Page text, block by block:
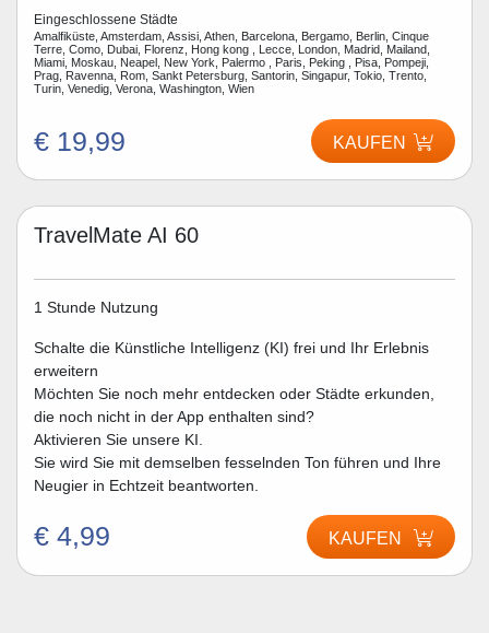
Eingeschlossene Städte
Amalfiküste, Amsterdam, Assisi, Athen, Barcelona, Bergamo, Berlin, Cinque
Terre, Como, Dubai, Florenz, Hong kong , Lecce, London, Madrid, Mailand,
Miami, Moskau, Neapel, New York, Palermo , Paris, Peking , Pisa, Pompeji,
Prag, Ravenna, Rom, Sankt Petersburg, Santorin, Singapur, Tokio, Trento,
Turin, Venedig, Verona, Washington, Wien
€ 19,99 KAUFEN
TravelMate AI 60
1 Stunde Nutzung
Schalte die Künstliche Intelligenz (KI) frei und Ihr Erlebnis
erweitern
Möchten Sie noch mehr entdecken oder Städte erkunden,
die noch nicht in der App enthalten sind?
Aktivieren Sie unsere KI.
Sie wird Sie mit demselben fesselnden Ton führen und Ihre
Neugier in Echtzeit beantworten.
€ 4,99 KAUFEN